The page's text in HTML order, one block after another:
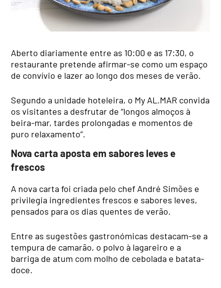
Aberto diariamente entre as 10:00 e as 17:30, o
restaurante pretende afirmar-se como um espaço
de convívio e lazer ao longo dos meses de verão.
Segundo a unidade hoteleira, o My AL.MAR convida
os visitantes a desfrutar de “longos almoços à
beira-mar, tardes prolongadas e momentos de
puro relaxamento”.
Nova carta aposta em sabores leves e
frescos
A nova carta foi criada pelo chef André Simões e
privilegia ingredientes frescos e sabores leves,
pensados para os dias quentes de verão.
Entre as sugestões gastronómicas destacam-se a
tempura de camarão, o polvo à lagareiro e a
barriga de atum com molho de cebolada e batata-
doce.